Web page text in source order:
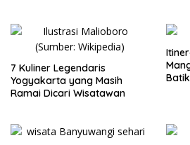
7 Kuliner Legendaris
Yogyakarta yang Masih
Ramai Dicari Wisatawan